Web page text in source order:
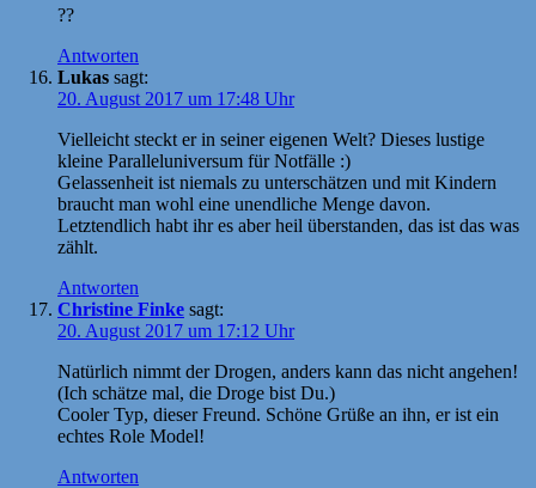
??
Antworten
Lukas sagt:
20. August 2017 um 17:48 Uhr
Vielleicht steckt er in seiner eigenen Welt? Dieses lustige
kleine Paralleluniversum für Notfälle :)
Gelassenheit ist niemals zu unterschätzen und mit Kindern
braucht man wohl eine unendliche Menge davon.
Letztendlich habt ihr es aber heil überstanden, das ist das was
zählt.
Antworten
Christine Finke sagt:
20. August 2017 um 17:12 Uhr
Natürlich nimmt der Drogen, anders kann das nicht angehen!
(Ich schätze mal, die Droge bist Du.)
Cooler Typ, dieser Freund. Schöne Grüße an ihn, er ist ein
echtes Role Model!
Antworten